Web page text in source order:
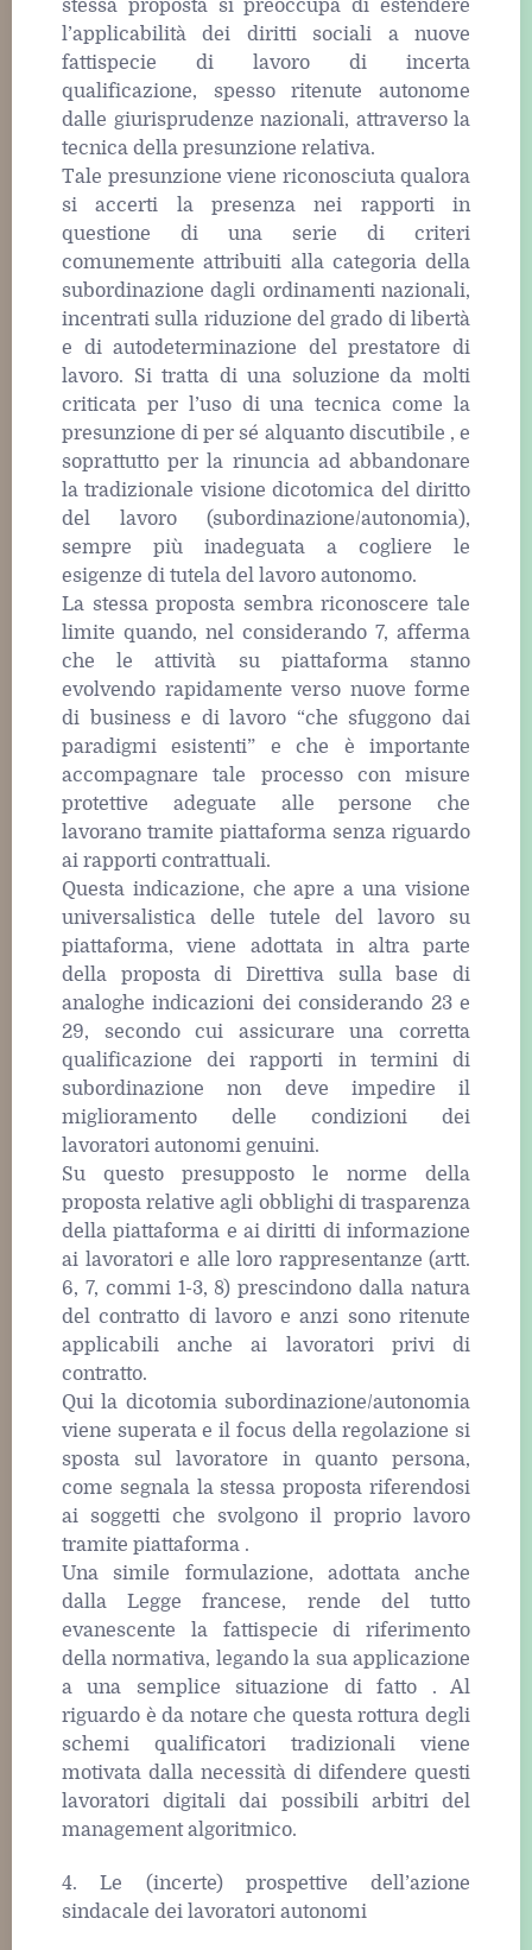
stessa proposta si preoccupa di estendere
l’applicabilità dei diritti sociali a nuove
fattispecie di lavoro di incerta
qualificazione, spesso ritenute autonome
dalle giurisprudenze nazionali, attraverso la
tecnica della presunzione relativa.
Tale presunzione viene riconosciuta qualora
si accerti la presenza nei rapporti in
questione di una serie di criteri
comunemente attribuiti alla categoria della
subordinazione dagli ordinamenti nazionali,
incentrati sulla riduzione del grado di libertà
e di autodeterminazione del prestatore di
lavoro. Si tratta di una soluzione da molti
criticata per l’uso di una tecnica come la
presunzione di per sé alquanto discutibile , e
soprattutto per la rinuncia ad abbandonare
la tradizionale visione dicotomica del diritto
del lavoro (subordinazione/autonomia),
sempre più inadeguata a cogliere le
esigenze di tutela del lavoro autonomo.
La stessa proposta sembra riconoscere tale
limite quando, nel considerando 7, afferma
che le attività su piattaforma stanno
evolvendo rapidamente verso nuove forme
di business e di lavoro “che sfuggono dai
paradigmi esistenti” e che è importante
accompagnare tale processo con misure
protettive adeguate alle persone che
lavorano tramite piattaforma senza riguardo
ai rapporti contrattuali.
Questa indicazione, che apre a una visione
universalistica delle tutele del lavoro su
piattaforma, viene adottata in altra parte
della proposta di Direttiva sulla base di
analoghe indicazioni dei considerando 23 e
29, secondo cui assicurare una corretta
qualificazione dei rapporti in termini di
subordinazione non deve impedire il
miglioramento delle condizioni dei
lavoratori autonomi genuini.
Su questo presupposto le norme della
proposta relative agli obblighi di trasparenza
della piattaforma e ai diritti di informazione
ai lavoratori e alle loro rappresentanze (artt.
6, 7, commi 1-3, 8) prescindono dalla natura
del contratto di lavoro e anzi sono ritenute
applicabili anche ai lavoratori privi di
contratto.
Qui la dicotomia subordinazione/autonomia
viene superata e il focus della regolazione si
sposta sul lavoratore in quanto persona,
come segnala la stessa proposta riferendosi
ai soggetti che svolgono il proprio lavoro
tramite piattaforma .
Una simile formulazione, adottata anche
dalla Legge francese, rende del tutto
evanescente la fattispecie di riferimento
della normativa, legando la sua applicazione
a una semplice situazione di fatto . Al
riguardo è da notare che questa rottura degli
schemi qualificatori tradizionali viene
motivata dalla necessità di difendere questi
lavoratori digitali dai possibili arbitri del
management algoritmico.
4. Le (incerte) prospettive dell’azione
sindacale dei lavoratori autonomi